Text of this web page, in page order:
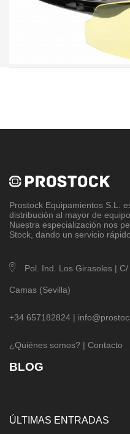
Prostock Equipamientos S.L
.
distribución al mayor de
Nuestra especialización nos
Stock, dando un servicio
Pol. Ind. Los Girasoles |
Camas (Sevilla)
+34 657182824 |
¿Quiénes somos? | Contacto
BLOG
ÚLTIMAS ENTRADAS